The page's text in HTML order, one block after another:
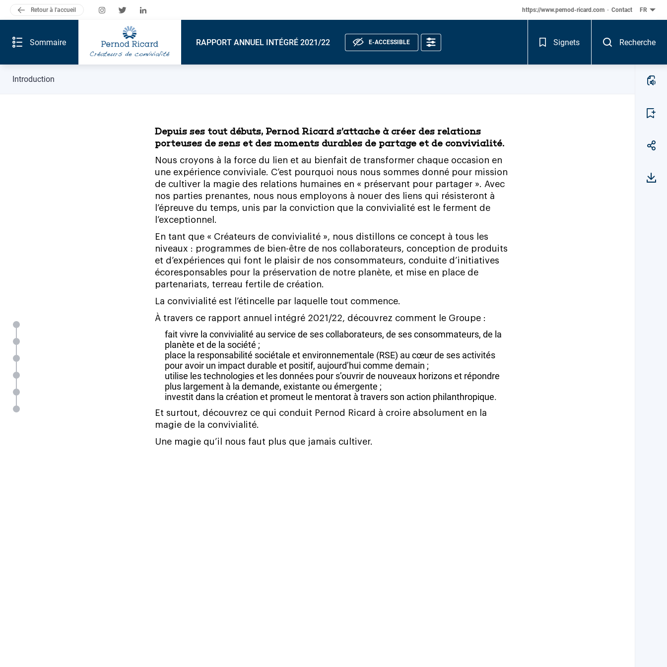
Lire
Sommaire RAPPORT ANNUEL INTÉGRÉ 2021/22 E-ACCESSIBLE Signets Recherche
Retour à l'accueil Nous suivre: https://www.pernod-ricard.com Contact FR
Message d’Alexandre Ricard Président-Directeur Général de Pernod Ricard
Une année de convivialité
Une raison d’être qui nous unit
Un monde d’opportunités à saisir
Une culture toujours plus conviviale
Une performance partagée à découvrir
Depuis ses tout débuts, Pernod Ricard s’attache à créer des relations
porteuses de sens et des moments durables de partage et de convivialité.
Nous croyons à la force du lien et au bienfait de transformer chaque occasion en
une expérience conviviale. C’est pourquoi nous nous sommes donné pour mission
de cultiver la magie des relations humaines en « préservant pour partager ». Avec
nos parties prenantes, nous nous employons à nouer des liens qui résisteront à
l’épreuve du temps, unis par la conviction que la convivialité est le ferment de
l’exceptionnel.
En tant que « Créateurs de convivialité », nous distillons ce concept à tous
les
niveaux : programmes de bien-être de nos collaborateurs, conception de produits
et d’expériences qui font le plaisir de nos consommateurs, conduite d’initiatives
écoresponsables pour la préservation de notre planète, et mise en place de
partenariats, terreau fertile de création.
La convivialité est l’étincelle par laquelle tout commence.
À travers ce rapport annuel intégré 2021/22, découvrez comment le Groupe :
faitvivre la convivialité au service de sescollaborateurs, de sesconsommateurs, de la
planète etde la société ;
place la responsabilité sociétale etenvironnementale (RSE) au cœurde ses activités
pour avoir un impactdurable et positif, aujourd’hui comme demain ;
utilise lestechnologieset lesdonnées pour s’ouvrirde nouveaux horizonset répondre
plus largement à la demande, existante ou émergente ;
investitdans la création et promeut le mentorat à travers son action philanthropique.
Et surtout, découvrez ce qui conduit Pernod Ricard à croire absolument en
la
magie de la convivialité.
Une magie qu’il nous faut plus que jamais cultiver.
Introduction